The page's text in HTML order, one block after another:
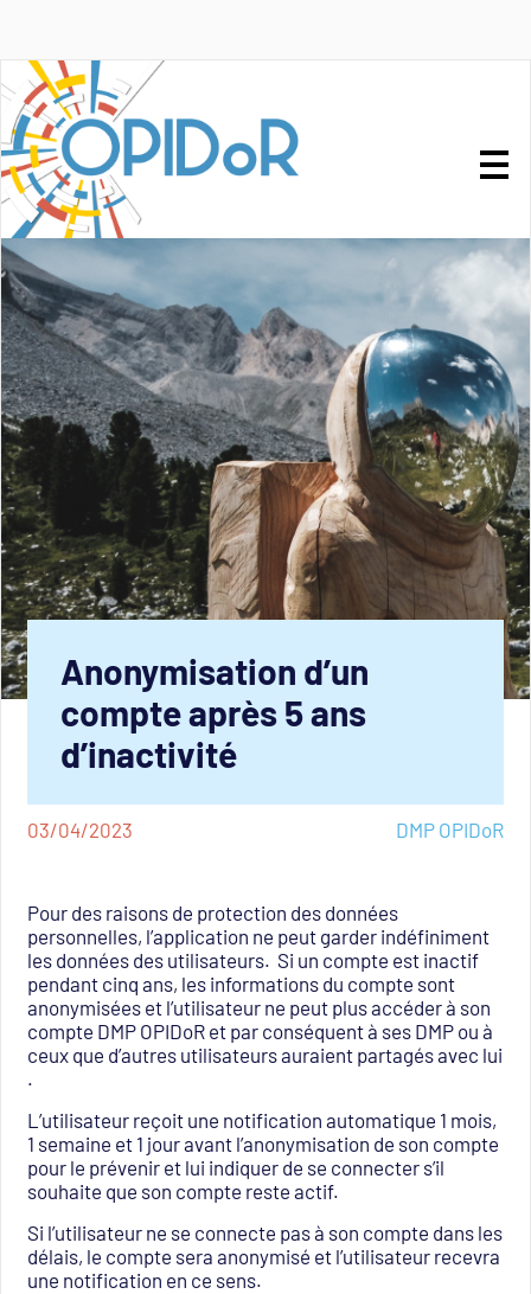
Anonymisation d’un
compte après 5 ans
d’inactivité
03/04/2023 DMP OPIDoR
Pour des raisons de protection des données
personnelles, l’application ne peut garder indéfiniment
les données des utilisateurs. Si un compte est inactif
pendant cinq ans, les informations du compte sont
anonymisées et l’utilisateur ne peut plus accéder à son
compte DMP OPIDoR et par conséquent à ses DMP ou à
ceux que d’autres utilisateurs auraient partagés avec lui
.
L’utilisateur reçoit une notification automatique 1 mois,
1 semaine et 1 jour avant l’anonymisation de son compte
pour le prévenir et lui indiquer de se connecter s’il
souhaite que son compte reste actif.
Si l’utilisateur ne se connecte pas à son compte dans les
délais, le compte sera anonymisé et l’utilisateur recevra
une notification en ce sens.